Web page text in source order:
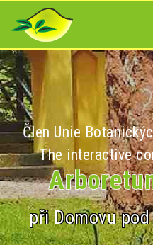
Člen Unie
The interactive
při Domovu